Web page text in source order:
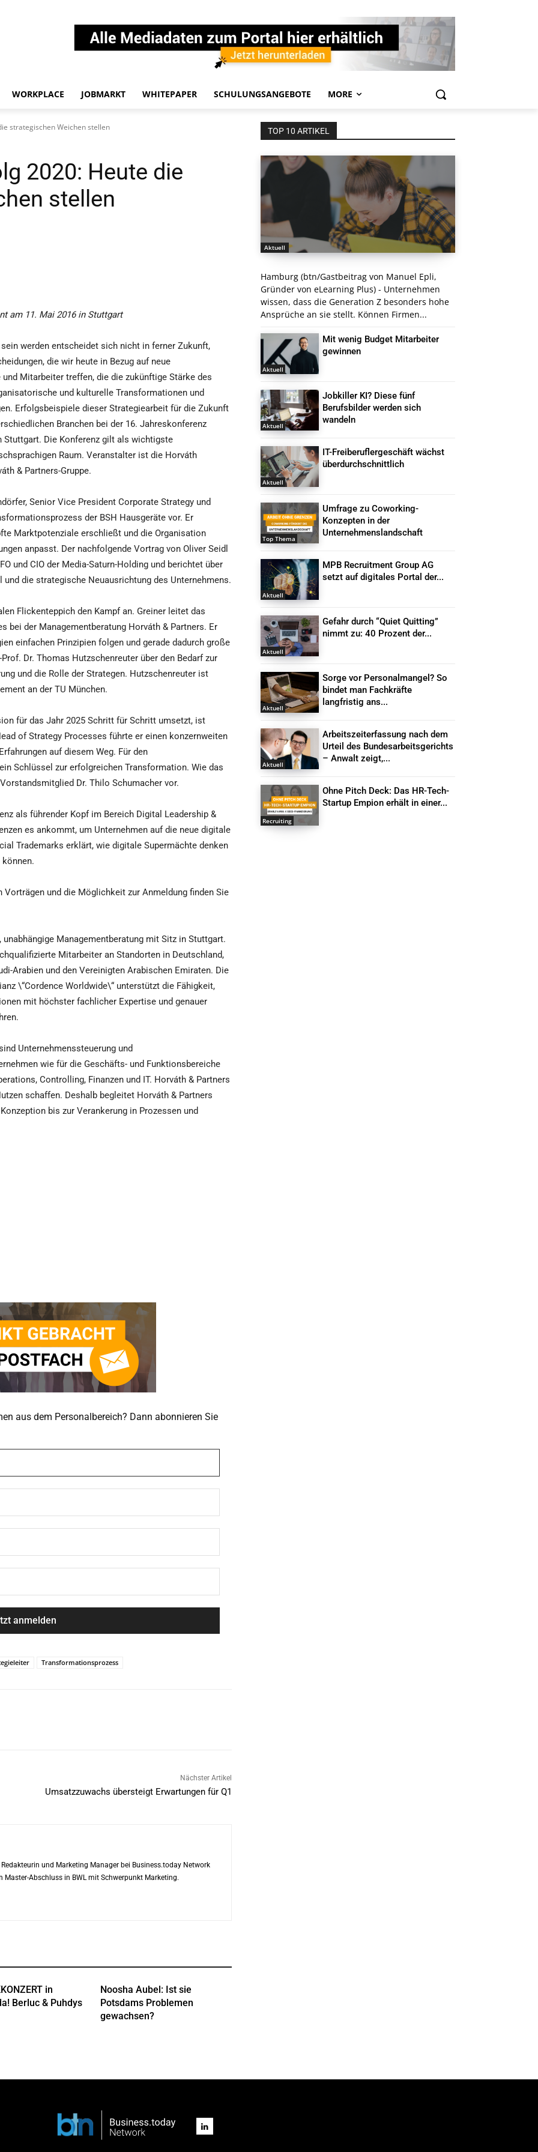
WORKPLACE JOBMARKT WHITEPAPER SCHULUNGSANGEBOTE MORE
strategischen Weichen stellen
2020: Heute die
stellen
am 11. Mai 2016 in Stuttgart
werden entscheidet sich nicht in ferner Zukunft,
die wir heute in Bezug auf neue
Mitarbeiter treffen, die die zukünftige Stärke des
und kulturelle Transformationen und
Erfolgsbeispiele dieser Strategiearbeit für die Zukunft
Branchen bei der 16. Jahreskonferenz
Stuttgart. Die Konferenz gilt als wichtigste
Raum. Veranstalter ist die Horváth
& Partners-Gruppe.
Senior Vice President Corporate Strategy und
der BSH Hausgeräte vor. Er
Marktpotenziale erschließt und die Organisation
anpasst. Der nachfolgende Vortrag von Oliver Seidl
und CIO der Media-Saturn-Holding und berichtet über
die strategische Neuausrichtung des Unternehmens.
Flickenteppich den Kampf an. Greiner leitet das
bei der Managementberatung Horváth & Partners. Er
einfachen Prinzipien folgen und gerade dadurch große
Dr. Thomas Hutzschenreuter über den Bedarf zur
und die Rolle der Strategen. Hutzschenreuter ist
an der TU München.
für das Jahr 2025 Schritt für Schritt umsetzt, ist
of Strategy Processes führte er einen konzernweiten
auf diesem Weg. Für den
Schlüssel zur erfolgreichen Transformation. Wie das
Dr. Thilo Schumacher vor.
als führender Kopf im Bereich Digital Leadership &
es ankommt, um Unternehmen auf die neue digitale
Trademarks erklärt, wie digitale Supermächte denken
können.
und die Möglichkeit zur Anmeldung finden Sie
Managementberatung mit Sitz in Stuttgart.
Mitarbeiter an Standorten in Deutschland,
Arabien und den Vereinigten Arabischen Emiraten. Die
\“Cordence Worldwide\“ unterstützt die Fähigkeit,
mit höchster fachlicher Expertise und genauer
Unternehmenssteuerung und
wie für die Geschäfts- und Funktionsbereiche
Controlling, Finanzen und IT. Horváth & Partners
schaffen. Deshalb begleitet Horváth & Partners
bis zur Verankerung in Prozessen und
aus dem Personalbereich? Dann abonnieren Sie
Transformationsprozess
Nächster Artikel
Umsatzzuwachs übersteigt Erwartungen für Q1
und Marketing Manager bei Business.today Network
Master-Abschluss in BWL mit Schwerpunkt Marketing.
in
Berluc & Puhdys
Noosha Aubel: Ist sie
Potsdams Problemen
gewachsen?
TOP 10 ARTIKEL
Aktuell
Hamburg (btn/Gastbeitrag von Manuel Epli,
Gründer von eLearning Plus) - Unternehmen
wissen, dass die Generation Z besonders hohe
Ansprüche an sie stellt. Können Firmen...
Aktuell
Mit wenig Budget Mitarbeiter
gewinnen
Aktuell
Jobkiller KI? Diese fünf
Berufsbilder werden sich
wandeln
Aktuell
IT-Freiberuflergeschäft wächst
überdurchschnittlich
Top Thema
Umfrage zu Coworking-
Konzepten in der
Unternehmenslandschaft
Aktuell
MPB Recruitment Group AG
setzt auf digitales Portal der...
Aktuell
Gefahr durch “Quiet Quitting”
nimmt zu: 40 Prozent der...
Aktuell
Sorge vor Personalmangel? So
bindet man Fachkräfte
langfristig ans...
Aktuell
Arbeitszeiterfassung nach dem
Urteil des Bundesarbeitsgerichts
– Anwalt zeigt,...
Recruiting
Ohne Pitch Deck: Das HR-Tech-
Startup Empion erhält in einer...